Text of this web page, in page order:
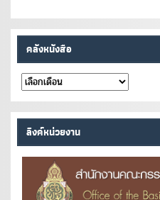
คลังหนังสือ
คลัง
หนังสือ
ลิงค์หน่วยงาน